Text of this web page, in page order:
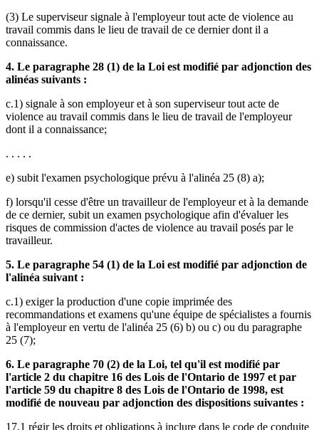
(3) Le superviseur signale à l'employeur tout acte de violence au
travail commis dans le lieu de travail de ce dernier dont il a
connaissance.
4. Le paragraphe 28 (1) de la Loi est modifié par adjonction des
alinéas suivants :
c.1) signale à son employeur et à son superviseur tout acte de
violence au travail commis dans le lieu de travail de l'employeur
dont il a connaissance;
. . . . .
e) subit l'examen psychologique prévu à l'alinéa 25 (8) a);
f) lorsqu'il cesse d'être un travailleur de l'employeur et à la demande
de ce dernier, subit un examen psychologique afin d'évaluer les
risques de commission d'actes de violence au travail posés par le
travailleur.
5. Le paragraphe 54 (1) de la Loi est modifié par adjonction de
l'alinéa suivant :
c.1) exiger la production d'une copie imprimée des
recommandations et examens qu'une équipe de spécialistes a fournis
à l'employeur en vertu de l'alinéa 25 (6) b) ou c) ou du paragraphe
25 (7);
6. Le paragraphe 70 (2) de la Loi, tel qu'il est modifié par
l'article 2 du chapitre 16 des Lois de l'Ontario de 1997 et par
l'article 59 du chapitre 8 des Lois de l'Ontario de 1998, est
modifié de nouveau par adjonction des dispositions suivantes :
17.1 régir les droits et obligations à inclure dans le code de conduite